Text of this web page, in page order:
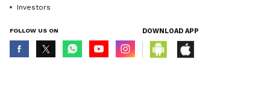
Investors
FOLLOW US ON DOWNLOAD APP